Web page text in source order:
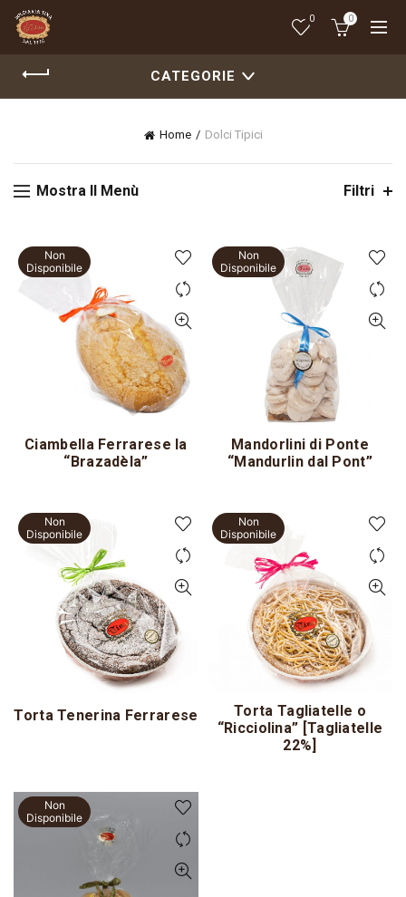
0 0
CATEGORIE
Home Dolci Tipici
Mostra Il Menù Filtri
Non
Disponibile
Ciambella Ferrarese la
“Brazadèla”
Non
Disponibile
Mandorlini di Ponte
“Mandurlin dal Pont”
Non
Disponibile
Torta Tenerina Ferrarese
Non
Disponibile
Torta Tagliatelle o
“Ricciolina” [Tagliatelle
22%]
Non
Disponibile